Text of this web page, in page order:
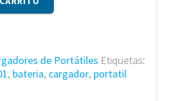
de Portátiles Etiquetas:
, bateria, cargador, portatil